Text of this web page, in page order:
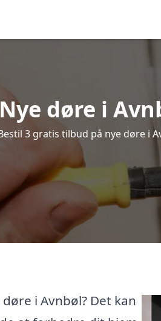
Nye døre i
3 gratis tilbud på nye døre i
i Avnbøl? Det kan